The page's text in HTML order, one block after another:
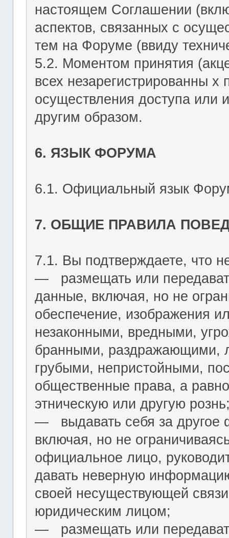
настоящем Соглашении
аспектов, связанных с
тем на Форуме (ввиду
5.2. Моментом принятия
всех незарегистрированны х
осуществления доступа
другим образом.
6. ЯЗЫК ФОРУМА
6.1. Официальный язык
7. ОБЩИЕ ПРАВИЛА
7.1. Вы подтверждаете, что
― размещать или
данные, включая, но не
обеспечение, изображения
незаконными, вредными,
бранными, раздражающими,
грубыми, непристойными,
общественные права, а
этническую или другую
― выдавать себя за другое
включая, но не
официальное лицо,
давать неверную
своей несуществующей
юридическим лицом;
― размещать или